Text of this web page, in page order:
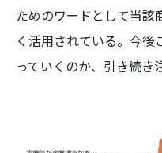
ためのワードとして当
く活用されている。今
っていくのか、引き続き